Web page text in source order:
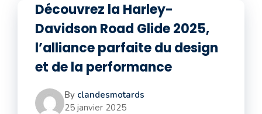
Découvrez la Harley-
Davidson Road Glide 2025,
l’alliance parfaite du design
et de la performance
By clandesmotards
25 janvier 2025